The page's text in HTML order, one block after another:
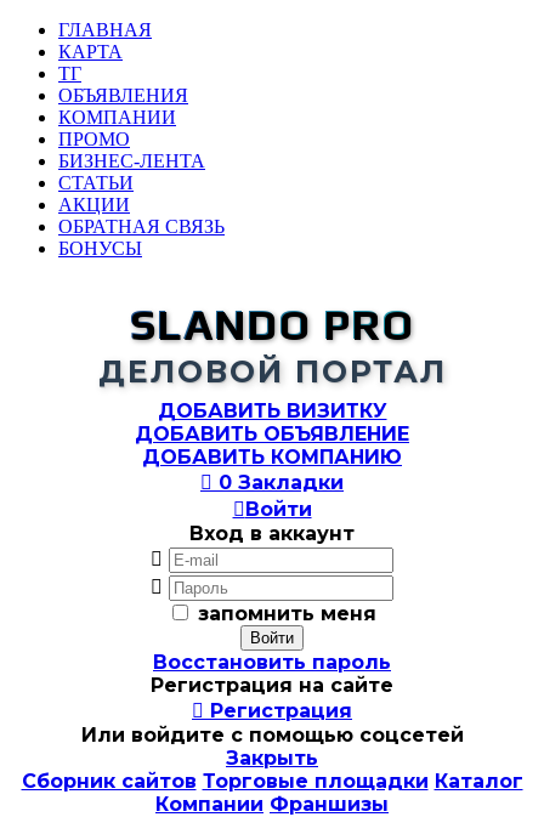
ГЛАВНАЯ
КАРТА
ТГ
ОБЪЯВЛЕНИЯ
КОМПАНИИ
ПРОМО
БИЗНЕС-ЛЕНТА
СТАТЬИ
АКЦИИ
ОБРАТНАЯ СВЯЗЬ
БОНУСЫ
SLANDO PRO
ДЕЛОВОЙ ПОРТАЛ
ДОБАВИТЬ ВИЗИТКУ
ДОБАВИТЬ ОБЪЯВЛЕНИЕ
ДОБАВИТЬ КОМПАНИЮ
 0 Закладки
Войти
Вход в аккаунт


запомнить меня
Восстановить пароль
Регистрация на сайте
 Регистрация
Или войдите с помощью соцсетей
Закрыть
Сборник сайтов Торговые площадки Каталог
Компании Франшизы